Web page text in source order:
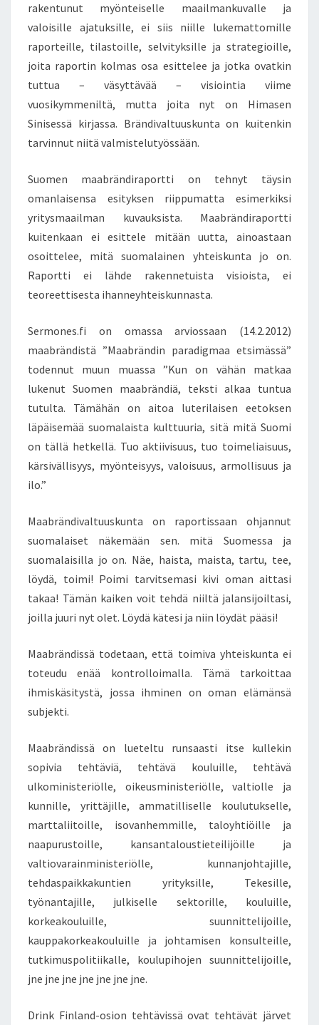
rakentunut myönteiselle maailmankuvalle ja
valoisille ajatuksille, ei siis niille lukemattomille
raporteille, tilastoille, selvityksille ja strategioille,
joita raportin kolmas osa esittelee ja jotka ovatkin
tuttua – väsyttävää – visiointia viime
vuosikymmeniltä, mutta joita nyt on Himasen
Sinisessä kirjassa. Brändivaltuuskunta on kuitenkin
tarvinnut niitä valmistelutyössään.
Suomen maabrändiraportti on tehnyt täysin
omanlaisensa esityksen riippumatta esimerkiksi
yritysmaailman kuvauksista. Maabrändiraportti
kuitenkaan ei esittele mitään uutta, ainoastaan
osoittelee, mitä suomalainen yhteiskunta jo on.
Raportti ei lähde rakennetuista visioista, ei
teoreettisesta ihanneyhteiskunnasta.
Sermones.fi on omassa arviossaan (14.2.2012)
maabrändistä ”Maabrändin paradigmaa etsimässä”
todennut muun muassa ”Kun on vähän matkaa
lukenut Suomen maabrändiä, teksti alkaa tuntua
tutulta. Tämähän on aitoa luterilaisen eetoksen
läpäisemää suomalaista kulttuuria, sitä mitä Suomi
on tällä hetkellä. Tuo aktiivisuus, tuo toimeliaisuus,
kärsivällisyys, myönteisyys, valoisuus, armollisuus ja
ilo.”
Maabrändivaltuuskunta on raportissaan ohjannut
suomalaiset näkemään sen. mitä Suomessa ja
suomalaisilla jo on. Näe, haista, maista, tartu, tee,
löydä, toimi! Poimi tarvitsemasi kivi oman aittasi
takaa! Tämän kaiken voit tehdä niiltä jalansijoiltasi,
joilla juuri nyt olet. Löydä kätesi ja niin löydät pääsi!
Maabrändissä todetaan, että toimiva yhteiskunta ei
toteudu enää kontrolloimalla. Tämä tarkoittaa
ihmiskäsitystä, jossa ihminen on oman elämänsä
subjekti.
Maabrändissä on lueteltu runsaasti itse kullekin
sopivia tehtäviä, tehtävä kouluille, tehtävä
ulkoministeriölle, oikeusministeriölle, valtiolle ja
kunnille, yrittäjille, ammatilliselle koulutukselle,
marttaliitoille, isovanhemmille, taloyhtiöille ja
naapurustoille, kansantaloustieteilijöille ja
valtiovarainministeriölle, kunnanjohtajille,
tehdaspaikkakuntien yrityksille, Tekesille,
työnantajille, julkiselle sektorille, kouluille,
korkeakouluille, suunnittelijoille,
kauppakorkeakouluille ja johtamisen konsulteille,
tutkimuspolitiikalle, koulupihojen suunnittelijoille,
jne jne jne jne jne jne jne.
Drink Finland-osion tehtävissä ovat tehtävät järvet